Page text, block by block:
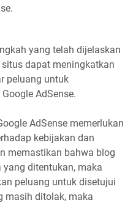
yang telah dijelaskan
dapat meningkatkan
peluang untuk
AdSense.
AdSense memerlukan
kebijakan dan
memastikan bahwa blog
ditentukan, maka
peluang untuk disetujui
masih ditolak, maka